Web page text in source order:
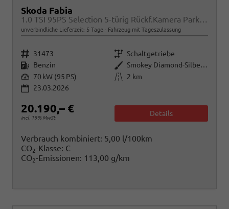
Skoda Fabia
1.0 TSI 95PS Selection 5-türig Rückf.Kamera Parksensoren Sitzheizung Multifunktionslenkrad Klima Skoda-Radio Bluetooth Touchscreen Tempomat Nebelsch. Apple CarPlay + Android Auto
unverbindliche Lieferzeit: 5 Tage Fahrzeug mit Tageszulassung
Fahrzeugnr. 31473 Getriebe Schaltgetriebe
Kraftstoff Benzin Außenfarbe
Smokey Diamond-Silber Metallic
Leistung 70 kW (95 PS) Kilometerstand
2 km
23.03.2026
20.190,– €
incl. 19% MwSt.
Details
Verbrauch kombiniert: 5,00 l/100km
CO2-Klasse: C
CO2-Emissionen: 113,00 g/km